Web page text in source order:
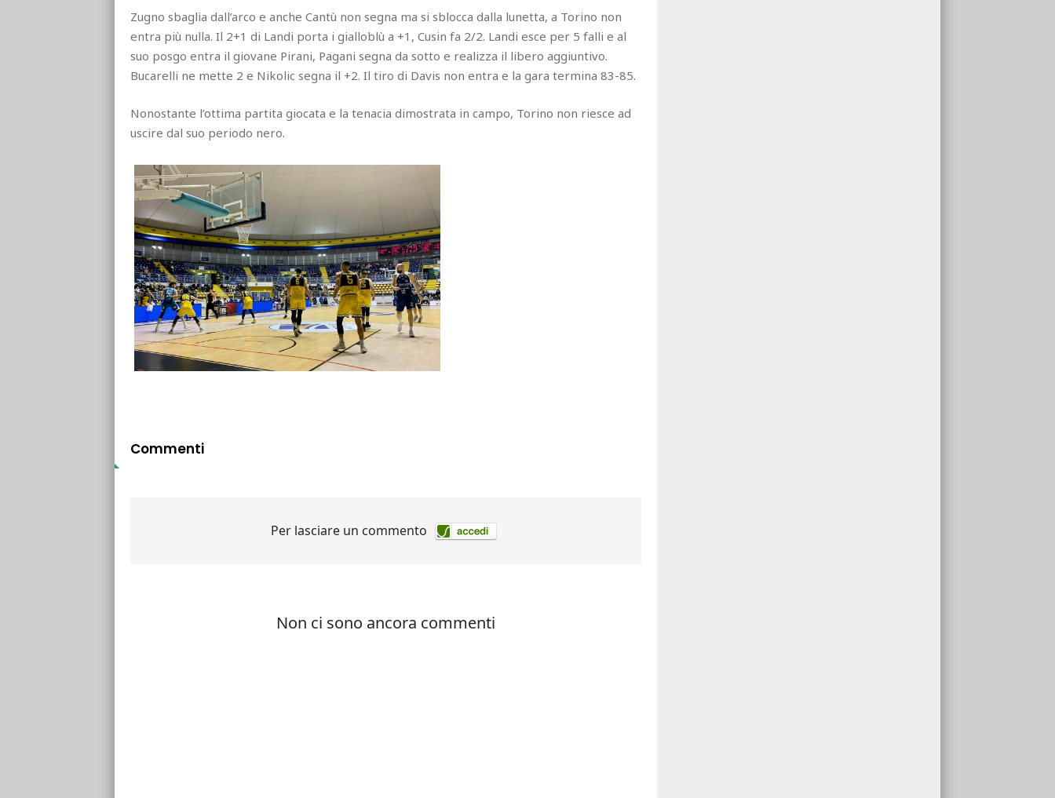
Zugno sbaglia dall’arco e anche Cantù non segna ma si sblocca dalla lunetta, a Torino non
entra più nulla. Il 2+1 di Landi porta i gialloblù a +1, Cusin fa 2/2. Landi esce per 5 falli e al
suo posgo entra il giovane Pirani, Pagani segna da sotto e realizza il libero aggiuntivo.
Bucarelli ne mette 2 e Nikolic segna il +2. Il tiro di Davis non entra e la gara termina 83-85.
Nonostante l’ottima partita giocata e la tenacia dimostrata in campo, Torino non riesce ad
uscire dal suo periodo nero.
Commenti